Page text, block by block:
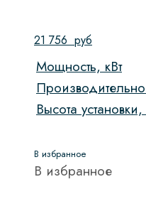
21 756 руб
Мощность, кВт
Высота
В избранное
В избранное